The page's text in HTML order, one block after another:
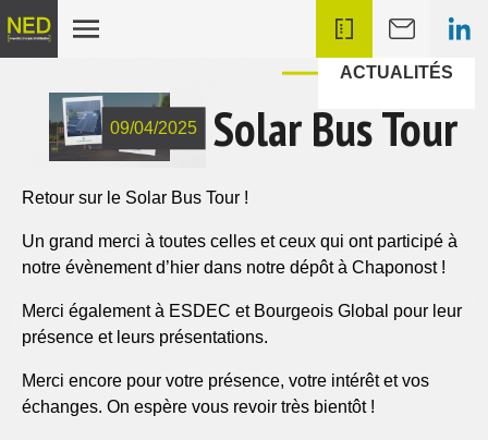
Solar Bus Tour
09/04/2025
ACTUALITÉS
Retour sur le Solar Bus Tour !
Un grand merci à toutes celles et ceux qui ont participé à
notre évènement d’hier dans notre dépôt à Chaponost !
Merci également à ESDEC et Bourgeois Global pour leur
présence et leurs présentations.
Merci encore pour votre présence, votre intérêt et vos
échanges. On espère vous revoir très bientôt !